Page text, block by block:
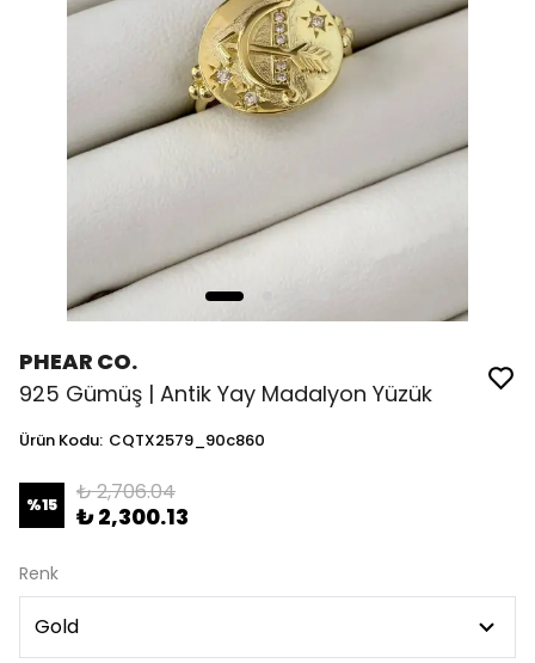
PHEAR CO.
925 Gümüş | Antik Yay Madalyon Yüzük
Ürün Kodu: CQTX2579_90c860
%15 ₺ 2,706.04
₺ 2,300.13
Renk